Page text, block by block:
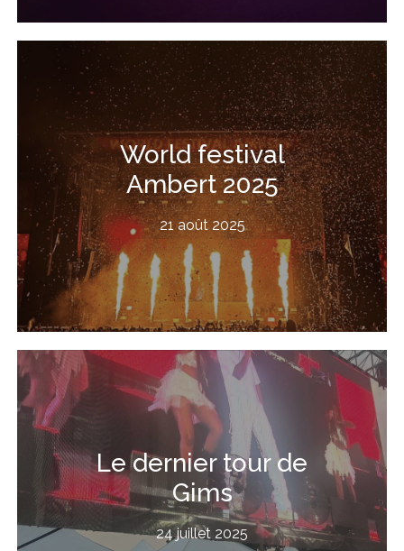
World festival
Ambert 2025
21 août 2025
Le dernier tour de
Gims
24 juillet 2025